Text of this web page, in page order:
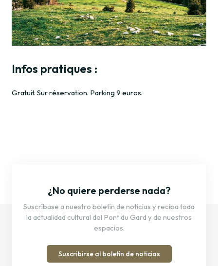
Infos pratiques :
Gratuit. Sur réservation. Parking 9 euros.
¿No quiere perderse nada?
Suscríbase a nuestro boletín de noticias y reciba toda
la actualidad cultural del Pont du Gard y de nuestros
espacios.
Suscribirse al boletín de noticias